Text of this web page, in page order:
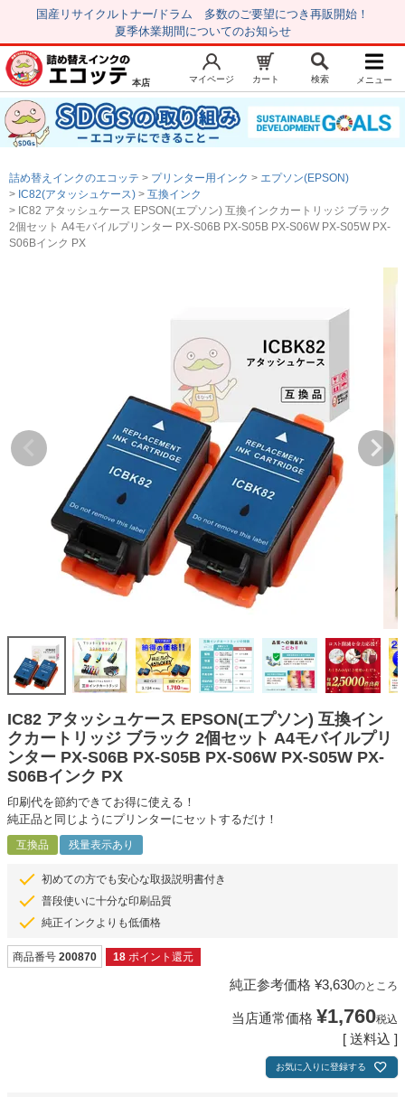
国産リサイクルトナー/ドラム 多数のご要望につき再販開始！
夏季休業期間についてのお知らせ
新規会員登録 マイページ
トップページ お気に入り
注文履歴 レビュー履歴
はじめての方へ
詰め替えインク
互換インクボトル
互換インクカートリッジ
再生インクカートリッジ
記事を探す
お客様の声
ご利用ガイド
よくある質問
お問い合わせ
会員専用商品
説明書ダウンロード
本店 マイページ カート 検索 メニュー
詰め替えインクのエコッテ プリンター用インク
エプソン(EPSON)
IC82(アタッシュケース)
互換インク
IC82 アタッシュケース EPSON(エプソン) 互換インクカートリッジ ブラック
2個セット A4モバイルプリンター PX-S06B PX-S05B PX-S06W PX-S05W PX-
S06Bインク PX
IC82 アタッシュケース EPSON(エプソン) 互換イン
クカートリッジ ブラック 2個セット A4モバイルプリ
ンター PX-S06B PX-S05B PX-S06W PX-S05W PX-
S06Bインク PX
印刷代を節約できてお得に使える！
純正品と同じようにプリンターにセットするだけ！
互換品 残量表示あり
初めての方でも安心な取扱説明書付き
普段使いに十分な印刷品質
純正インクよりも低価格
商品番号 200870 18 ポイント還元
純正参考価格 ¥3,630のところ
当店通常価格 ¥1,760税込
送料込
お気に入りに登録する